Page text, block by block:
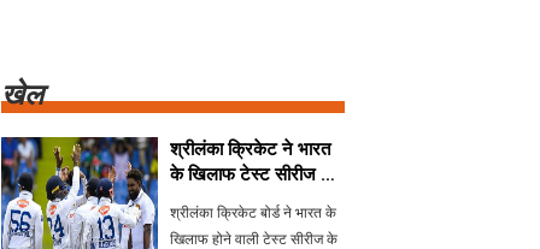
खेल
श्रीलंका क्रिकेट ने भारत
के खिलाफ टेस्ट सीरीज के
लिए फ्री एंट्री की घोषणा
की
श्रीलंका क्रिकेट बोर्ड ने भारत के
खिलाफ होने वाली टेस्ट सीरीज के